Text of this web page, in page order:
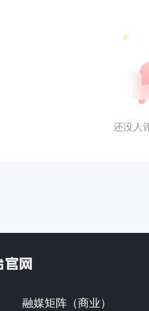
还没人
融媒矩阵（商业）